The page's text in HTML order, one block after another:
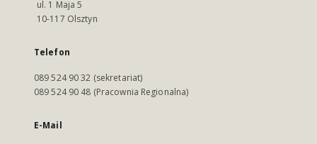
ul. 1 Maja 5
10-117 Olsztyn
Telefon
089 524 90 32 (sekretariat)
089 524 90 48 (Pracownia Regionalna)
E-Mail